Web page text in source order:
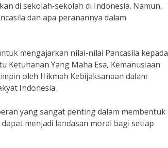
di sekolah-sekolah di Indonesia. Namun,
dan apa peranannya dalam
mengajarkan nilai-nilai Pancasila kepada
Ketuhanan Yang Maha Esa, Kemanusiaan
oleh Hikmah Kebijaksanaan dalam
Indonesia.
yang sangat penting dalam membentuk
menjadi landasan moral bagi setiap